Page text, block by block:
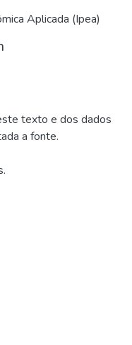
Aplicada (Ipea)
texto e dos dados
a fonte.